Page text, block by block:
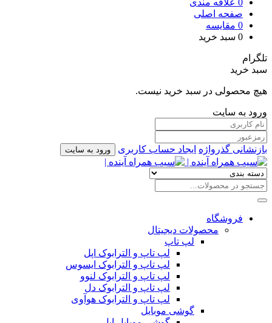
0 علاقه مندی
صفحه اصلی
0 مقایسه
0 سبد خرید
تلگرام
سبد خرید
هیچ محصولی در سبد خرید نیست.
ورود به سایت
بازنشانی گذرواژه ایجاد حساب کاربری ورود به سایت
فروشگاه
محصولات دیجیتال
لپ تاپ
لپ تاپ و الترابوک اپل
لپ تاپ و الترابوک ایسوس
لپ تاپ و الترابوک لنوو
لپ تاپ و الترابوک دل
لپ تاپ و الترابوک هوآوی
گوشی موبایل